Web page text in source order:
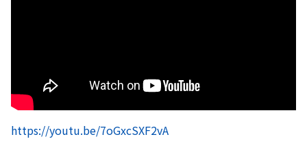
https://youtu.be/7oGxcSXF2vA